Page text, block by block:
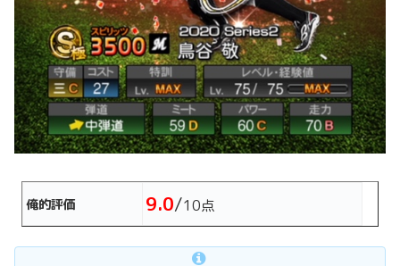
俺的評価 9.0/10点